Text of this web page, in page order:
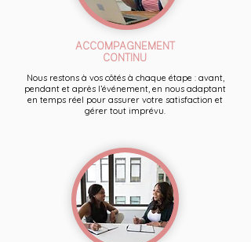
ACCOMPAGNEMENT
CONTINU
Nous restons à vos côtés à chaque étape : avant,
pendant et après l’événement, en nous adaptant
en temps réel pour assurer votre satisfaction et
gérer tout imprévu.